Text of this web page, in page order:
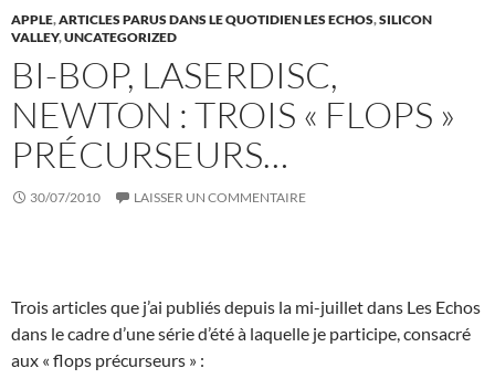
APPLE,ARTICLES PARUS DANS LE QUOTIDIEN LES ECHOS,SILICON
VALLEY,UNCATEGORIZED
BI-BOP, LASERDISC,
NEWTON : TROIS « FLOPS »
PRÉCURSEURS…
30/07/2010 LAISSER UN COMMENTAIRE
Trois articles que j’ai publiés depuis la mi-juillet dans Les Echos
dans le cadre d’une série d’été à laquelle je participe, consacré
aux « flops précurseurs » :